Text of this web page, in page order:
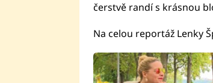
čerstvě randí s krásnou
Na celou reportáž Lenky